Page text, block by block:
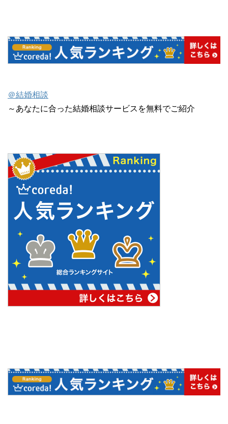
＠結婚相談
～あなたに合った結婚相談サービスを無料でご紹介